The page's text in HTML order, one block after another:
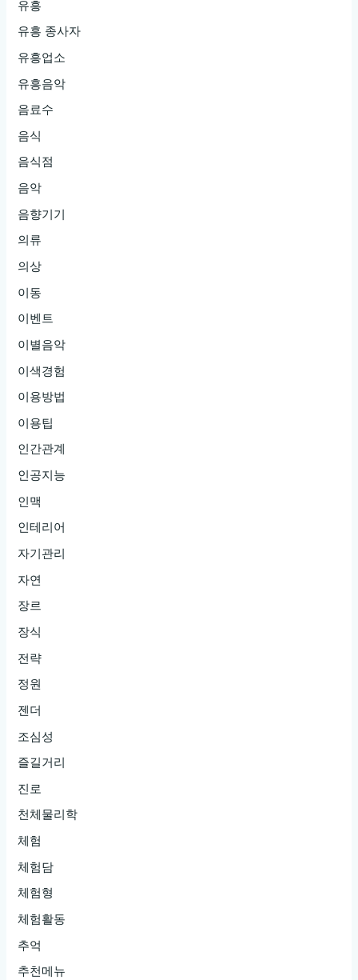
유흥
유흥 종사자
유흥업소
유흥음악
음료수
음식
음식점
음악
음향기기
의류
의상
이동
이벤트
이별음악
이색경험
이용방법
이용팁
인간관계
인공지능
인맥
인테리어
자기관리
자연
장르
장식
전략
정원
젠더
조심성
즐길거리
진로
천체물리학
체험
체험담
체험형
체험활동
추억
추천메뉴